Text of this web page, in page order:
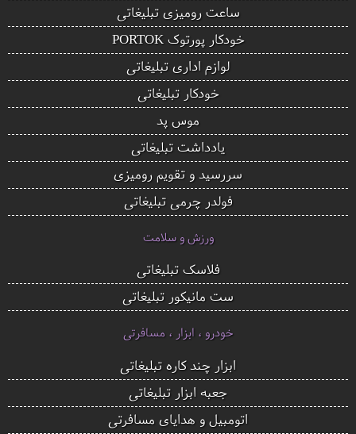
ساعت رومیزی تبلیغاتی
خودکار پورتوک PORTOK
لوازم اداری تبلیغاتی
خودکار تبلیغاتی
موس پد
یادداشت تبلیغاتی
سررسید و تقویم رومیزی
فولدر چرمی تبلیغاتی
ورزش و سلامت
فلاسک تبلیغاتی
ست مانیکور تبلیغاتی
خودرو ، ابزار ، مسافرتی
ابزار چند کاره تبلیغاتی
جعبه ابزار تبلیغاتی
اتومبیل و هدایای مسافرتی